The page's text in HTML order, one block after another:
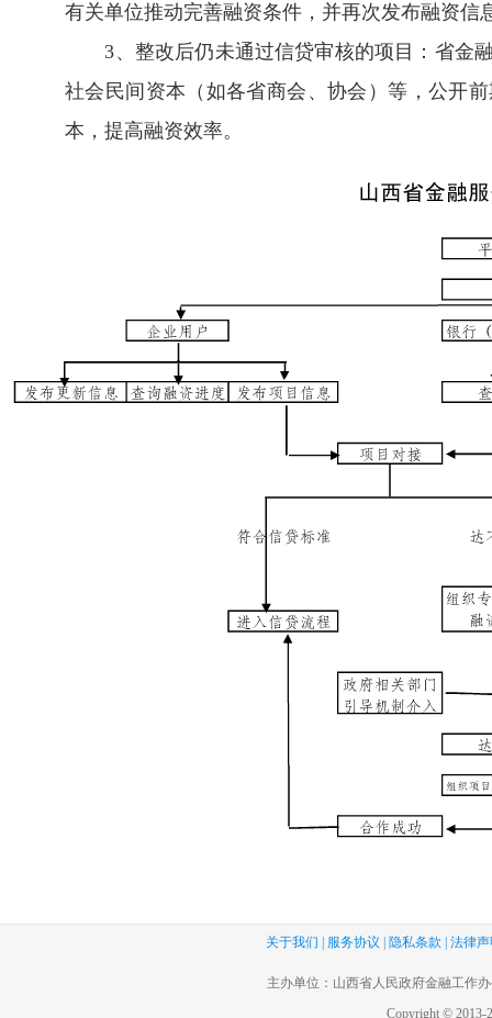
有关单位推动完善融资条件，并再次发布融资信
3、整改后仍未通过信贷审核的项目：省金融
社会民间资本（如各省商会、协会）等，公开
本，提高融资效率。
关于我们 服务协议 隐私条款 法律
主办单位：山西省人民政府金融工作
Copyright ©